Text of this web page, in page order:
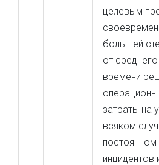
целевым
большей
от среднего
времени
затраты на
всяком
постоянном
инцидентов